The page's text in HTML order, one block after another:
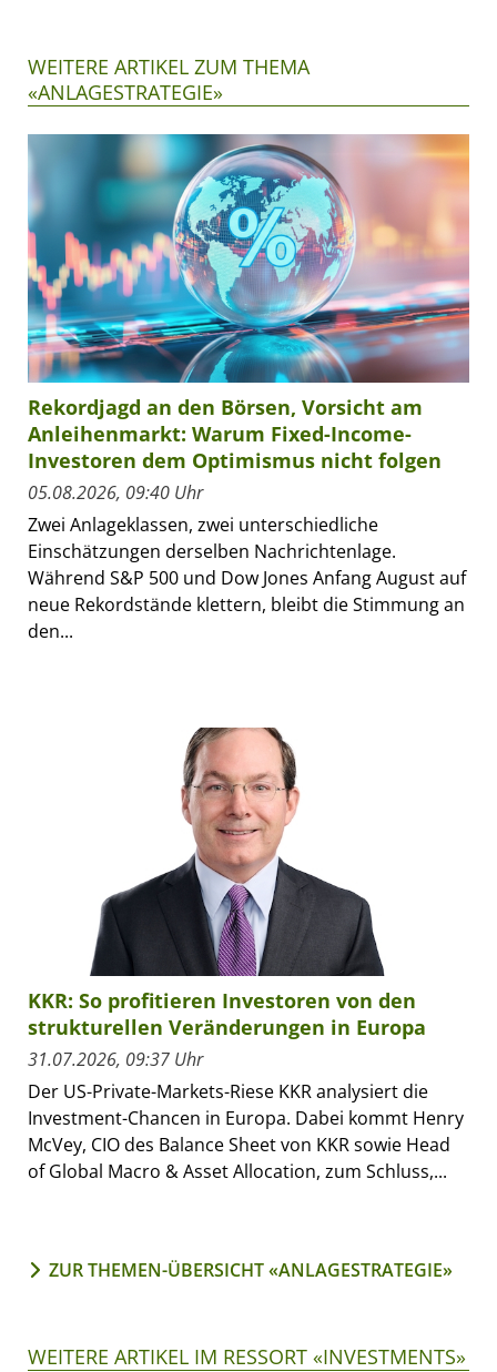
WEITERE ARTIKEL ZUM THEMA
«ANLAGESTRATEGIE»
Rekordjagd an den Börsen, Vorsicht am
Anleihenmarkt: Warum Fixed-Income-
Investoren dem Optimismus nicht folgen
05.08.2026, 09:40 Uhr
Zwei Anlageklassen, zwei unterschiedliche
Einschätzungen derselben Nachrichtenlage.
Während S&P 500 und Dow Jones Anfang August auf
neue Rekordstände klettern, bleibt die Stimmung an
den...
KKR: So profitieren Investoren von den
strukturellen Veränderungen in Europa
31.07.2026, 09:37 Uhr
Der US-Private-Markets-Riese KKR analysiert die
Investment-Chancen in Europa. Dabei kommt Henry
McVey, CIO des Balance Sheet von KKR sowie Head
of Global Macro & Asset Allocation, zum Schluss,...
ZUR THEMEN-ÜBERSICHT «ANLAGESTRATEGIE»
WEITERE ARTIKEL IM RESSORT «INVESTMENTS»